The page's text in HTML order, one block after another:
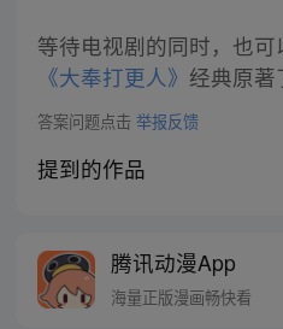
等待电视剧的同时，也
《大奉打更人》 经典原著
答案问题点击 举报反馈
提到的作品
腾讯动漫App
海量正版漫画畅快看